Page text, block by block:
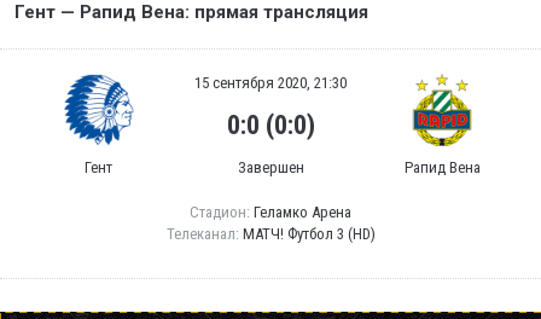
Гент — Рапид Вена: прямая трансляция
Гент
15 сентября 2020, 21:30
0:0 (0:0)
Завершен Рапид Вена
Стадион: Геламко Арена
Телеканал: МАТЧ! Футбол 3 (HD)